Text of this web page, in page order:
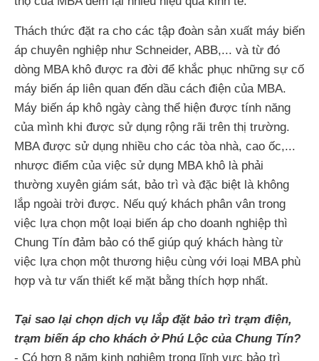
Thách thức đặt ra cho các tập đoàn sản xuất máy biến
áp chuyên nghiệp như Schneider, ABB,... và từ đó
dòng MBA khô được ra đời để khắc phục những sự cố
máy biến áp liên quan đến dầu cách điện của MBA.
Máy biến áp khô ngày càng thể hiện được tính năng
của mình khi được sử dụng rộng rãi trên thị trường.
MBA được sử dụng nhiều cho các tòa nhà, cao ốc,...
nhược điểm của việc sử dụng MBA khô là phải
thường xuyên giám sát, bảo trì và đặc biệt là không
lắp ngoài trời được. Nếu quý khách phân vân trong
việc lựa chọn một loại biến áp cho doanh nghiệp thì
Chung Tín đảm bảo có thể giúp quý khách hàng từ
việc lựa chọn một thương hiệu cùng với loại MBA phù
hợp và tư vấn thiết kế mặt bằng thích hợp nhất.
Tại sao lại chọn dịch vụ lắp đặt bảo trì trạm điện,
trạm biến áp cho khách ở Phú Lộc của Chung Tín?
- Có hơn 8 năm kinh nghiệm trong lĩnh vực bảo trì